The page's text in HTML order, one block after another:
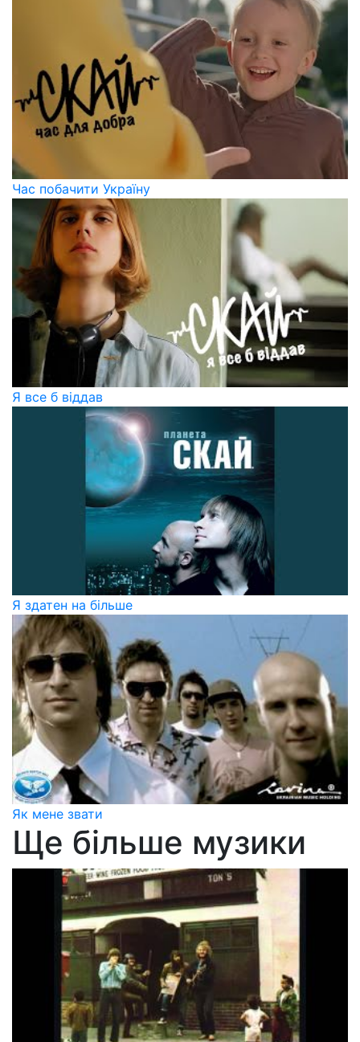
Час побачити Україну
Я все б віддав
Я здатен на більше
Як мене звати
Ще більше музики